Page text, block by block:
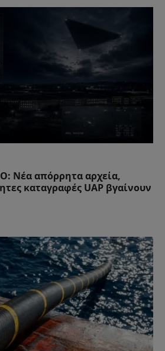
Νέα απόρρητα αρχεία,
καταγραφές UAP βγαίνουν